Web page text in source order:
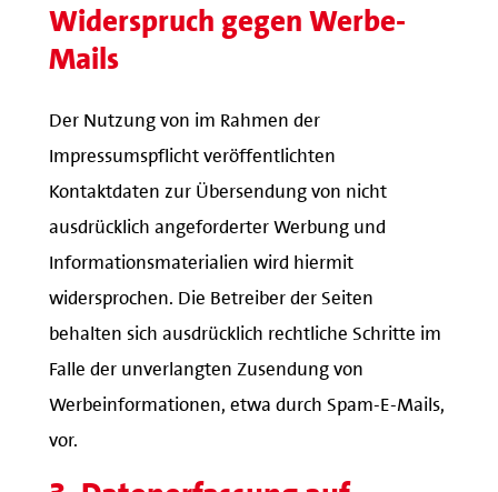
Widerspruch gegen Werbe-
Mails
Der Nutzung von im Rahmen der
Impressumspflicht veröffentlichten
Kontaktdaten zur Übersendung von nicht
ausdrücklich angeforderter Werbung und
Informationsmaterialien wird hiermit
widersprochen. Die Betreiber der Seiten
behalten sich ausdrücklich rechtliche Schritte im
Falle der unverlangten Zusendung von
Werbeinformationen, etwa durch Spam-E-Mails,
vor.